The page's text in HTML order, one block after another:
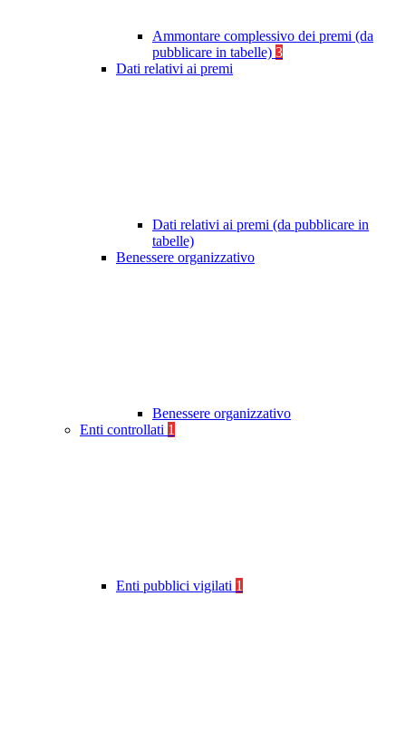
Ammontare complessivo dei premi (da
pubblicare in tabelle) 3
Dati relativi ai premi
Dati relativi ai premi (da pubblicare in
tabelle)
Benessere organizzativo
Benessere organizzativo
Enti controllati 1
Enti pubblici vigilati 1